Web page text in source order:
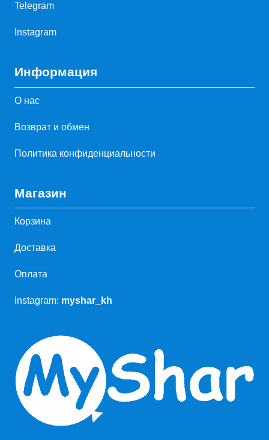
Telegram
Instagram
Информация
О нас
Возврат и обмен
Политика конфиденциальности
Магазин
Корзина
Доставка
Оплата
Instagram: myshar_kh